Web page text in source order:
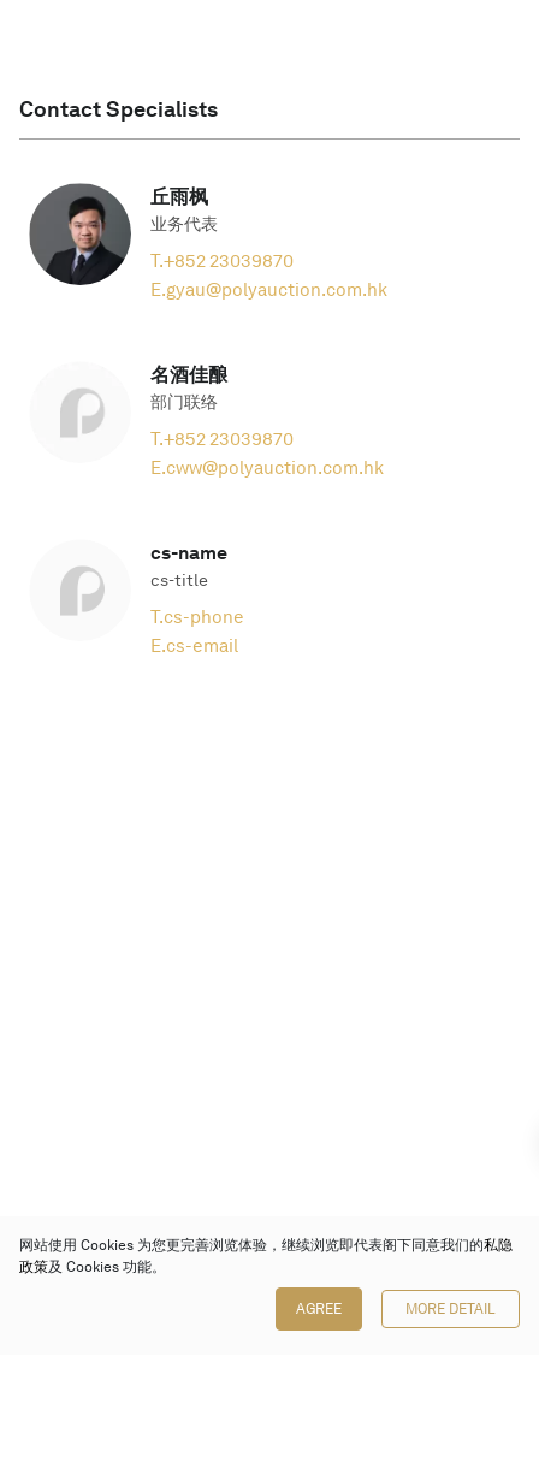
Contact Specialists
丘雨枫
业务代表
T.+852 23039870
E.gyau@polyauction.com.hk
名酒佳酿
部门联络
T.+852 23039870
E.cww@polyauction.com.hk
cs-name
cs-title
T.cs-phone
E.cs-email
网站使用 Cookies 为您更完善浏览体验，继续浏览即代表阁下同意我们的私隐
政策及 Cookies 功能。
AGREE MORE DETAIL